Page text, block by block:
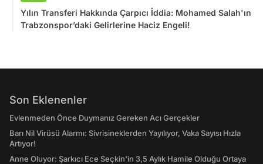
Yılın Transferi Hakkında Çarpıcı İddia: Mohamed Salah'ın
Trabzonspor’daki Gelirlerine Haciz Engeli!
Son Eklenenler
Evlenmeden Önce Duymanız Gereken Acı Gerçekler
Barı Nil Virüsü Alarmı: Sivrisineklerden Yayılıyor, Vaka Sayısı Hızla
Artıyor!
Anne Oluyor: Şarkıcı Ece Seçkin'in 3,5 Aylık Hamile Olduğu Ortaya